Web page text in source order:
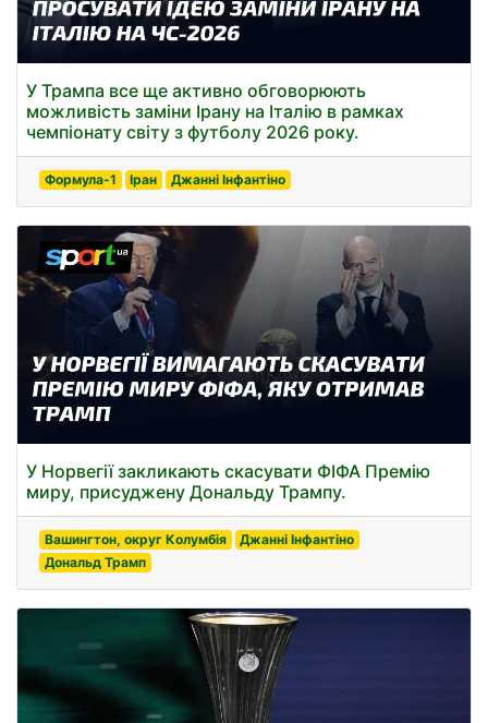
У Трампа все ще активно обговорюють
можливість заміни Ірану на Італію в рамках
чемпіонату світу з футболу 2026 року.
Формула-1 Іран Джанні Інфантіно
У Норвегії закликають скасувати ФІФА Премію
миру, присуджену Дональду Трампу.
Вашингтон, округ Колумбія
Джанні Інфантіно
Дональд Трамп